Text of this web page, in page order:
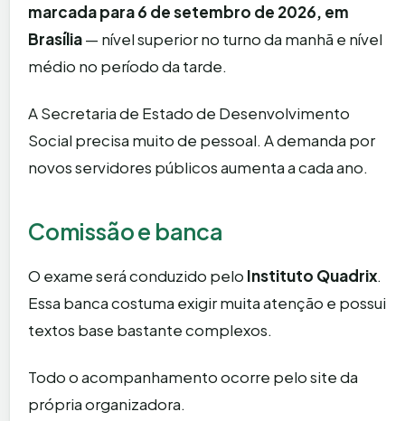
marcada para 6 de setembro de 2026, em
Brasília— nível superior no turno da manhã e nível
médio no período da tarde.
A Secretaria de Estado de Desenvolvimento
Social precisa muito de pessoal. A demanda por
novos servidores públicos aumenta a cada ano.
Comissão e banca
O exame será conduzido pelo Instituto Quadrix.
Essa banca costuma exigir muita atenção e possui
textos base bastante complexos.
Todo o acompanhamento ocorre pelo site da
própria organizadora.